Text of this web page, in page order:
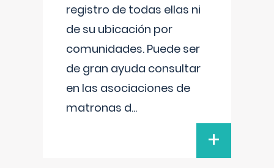
registro de todas ellas ni
de su ubicación por
comunidades. Puede ser
de gran ayuda consultar
en las asociaciones de
matronas d...
+